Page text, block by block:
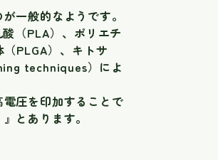
一般的なようです。
（PLA）、ポリエチ
PLGA）、キトサ
techniques）によ
圧を印加することで
とあります。